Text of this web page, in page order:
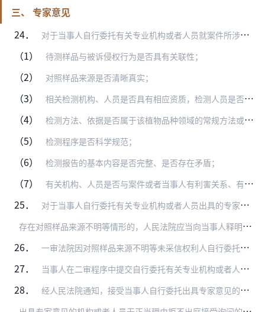
三、 专家意见
24．
对于当事人自行委托有关专业机构或者人员就案件所涉技术事实问题出具的专家意见，人民法院可以参照前述有关鉴定意见的审查规则进行审查，并重点审查以下内容：
（1） 待测样品与被诉侵权行为是否具有关联性；
（2） 对照样品来源是否清晰真实；
（3） 相关检测机构、人员是否具有相应资质，检测人员是否具备解决相关专门性问题应有的专业知识、从业经验及技能；
（4） 检测方法、依据是否属于该植物品种领域的常规方法或者行业惯例；
（5） 检测程序是否科学规范；
（6） 检测报告的基本内容是否完整、是否存在矛盾；
（7） 有关机构、人员是否与案件或者当事人有利害关系、有无徇私舞弊，有无曾受相关刑事、行政处罚或者行业自律组织惩戒以及其他可能影响客观中立的情形。
25． 对于当事人自行委托有关专业机构或者人员出具的专家意见，人民法院应当进行全面、实质审查，不以对方当事人对该意见提出异议为前提。
存
在对照样品来源不明等情形的，人民法院应当向当事人释明；经释明后，当事人申请委托鉴定，具备鉴定条件的，人民法院应当予以准许。对方当事人有证据或者理由足以反驳该意…
26．
一审法院因对照样品来源不明等未采信权利人自行委托有关机构或者人员出具的专家意见，权利人在二审程序中向二审法院申请委托鉴定，具备鉴定条件的，二审法院应当予以准许。
27． 当事人在二审程序中提交自行委托有关专业机构或者人员出具的专家意见的，人民法院应当予以审查。
28． 经人民法院通知，接受当事人自行委托出具专家意见的机构或者人员应当出庭就技术事实问题接受法庭和当事人的询问，回答与专家意见有关的问题；必要时，人民法院可以在出庭通…